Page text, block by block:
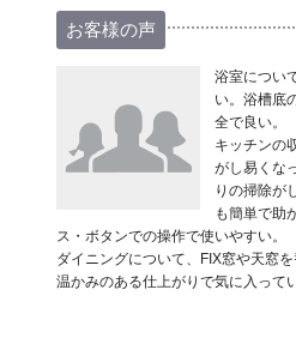
お客様の声
浴室につい
い。浴槽底
全で良い。
キッチンの
がし易くな
りの掃除が
も簡単で助
ス・ボタンでの操作で使いやすい。
ダイニングについて、FIX窓や天窓
温かみのある仕上がりで気に入って